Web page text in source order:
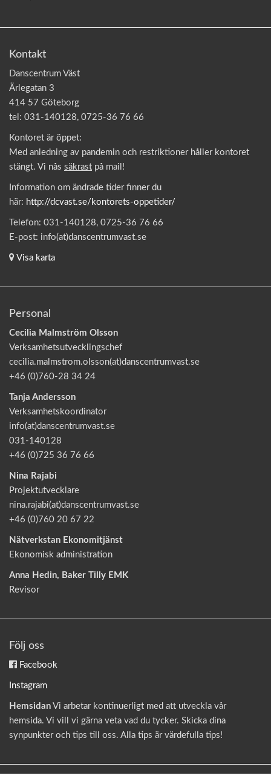
Kontakt
Danscentrum Väst
Ärlegatan 3
414 57 Göteborg
tel: 031-140128, 0725-36 76 66
Kontoret är öppet:
Med anledning av pandemin och restriktioner håller kontoret
stängt. Vi nås säkrast på mail!
Information om ändrade tider finner du
här: http://dcvast.se/kontorets-oppetider/
Telefon: 031-140128, 0725-36 76 66
E-post: info(at)danscentrumvast.se
Visa karta
Personal
Cecilia Malmström Olsson
Verksamhetsutvecklingschef
cecilia.malmstrom.olsson(at)danscentrumvast.se
+46 (0)760-28 34 24
Tanja Andersson
Verksamhetskoordinator
info(at)danscentrumvast.se
031-140128
+46 (0)725 36 76 66
Nina Rajabi
Projektutvecklare
nina.rajabi(at)danscentrumvast.se
+46 (0)760 20 67 22
Nätverkstan Ekonomitjänst
Ekonomisk administration
Anna Hedin, Baker Tilly EMK
Revisor
Följ oss
Facebook
Instagram
Hemsidan Vi arbetar kontinuerligt med att utveckla vår
hemsida. Vi vill vi gärna veta vad du tycker. Skicka dina
synpunkter och tips till oss. Alla tips är värdefulla tips!